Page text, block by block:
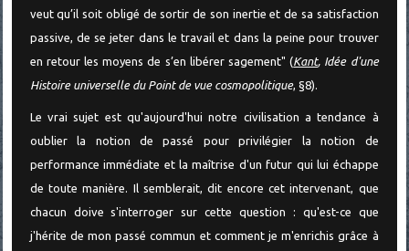
veut qu’il soit obligé de sortir de son inertie et de sa satisfaction
passive, de se jeter dans le travail et dans la peine pour trouver
en retour les moyens de s’en libérer sagement" (Kant, Idée d'une
Histoire universelle du Point de vue cosmopolitique, §8).
Le vrai sujet est qu'aujourd'hui notre civilisation a tendance à
oublier la notion de passé pour privilégier la notion de
performance immédiate et la maîtrise d'un futur qui lui échappe
de toute manière. Il semblerait, dit encore cet intervenant, que
chacun doive s'interroger sur cette question : qu'est-ce que
j'hérite de mon passé commun et comment je m'enrichis grâce à